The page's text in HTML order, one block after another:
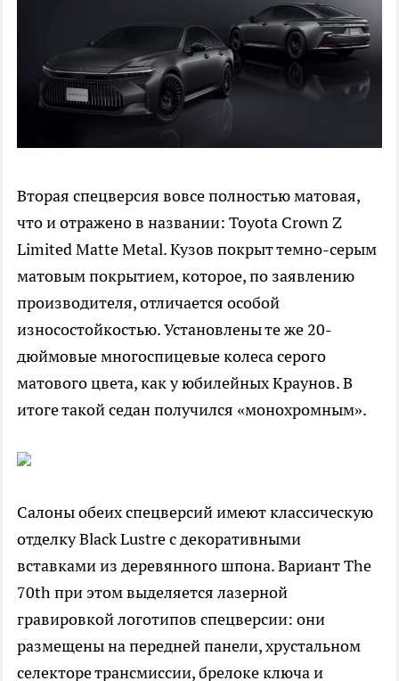
Вторая спецверсия вовсе полностью матовая,
что и отражено в названии: Toyota Crown Z
Limited Matte Metal. Кузов покрыт темно-серым
матовым покрытием, которое, по заявлению
производителя, отличается особой
износостойкостью. Установлены те же 20-
дюймовые многоспицевые колеса серого
матового цвета, как у юбилейных Краунов. В
итоге такой седан получился «монохромным».
Салоны обеих спецверсий имеют классическую
отделку Black Lustre с декоративными
вставками из деревянного шпона. Вариант The
70th при этом выделяется лазерной
гравировкой логотипов спецверсии: они
размещены на передней панели, хрустальном
селекторе трансмиссии, брелоке ключа и